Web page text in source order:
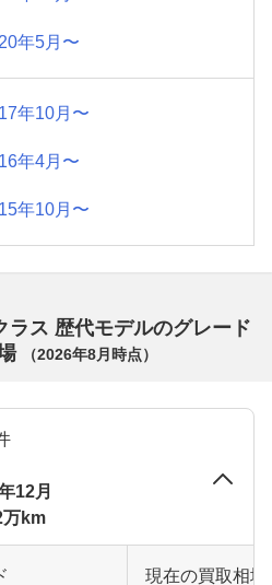
年5月〜
年10月〜
年4月〜
年10月〜
ラス 歴代モデルのグレード
（2026年8月 時点）
12月
万km
現在の買取相